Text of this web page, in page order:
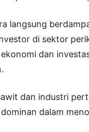
langsung
di sektor
dan
dan industri
dalam